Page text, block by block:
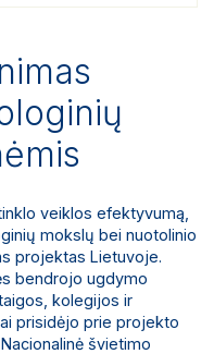
veiklos efektyvumą,
mokslų bei nuotolinio
projektas Lietuvoje.
bendrojo ugdymo
kolegijos ir
prisidėjo prie projekto
švietimo